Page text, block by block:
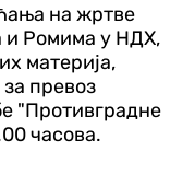
на жртве
и Ромима у НДХ,
материја,
превоз
"Противградне
часова.